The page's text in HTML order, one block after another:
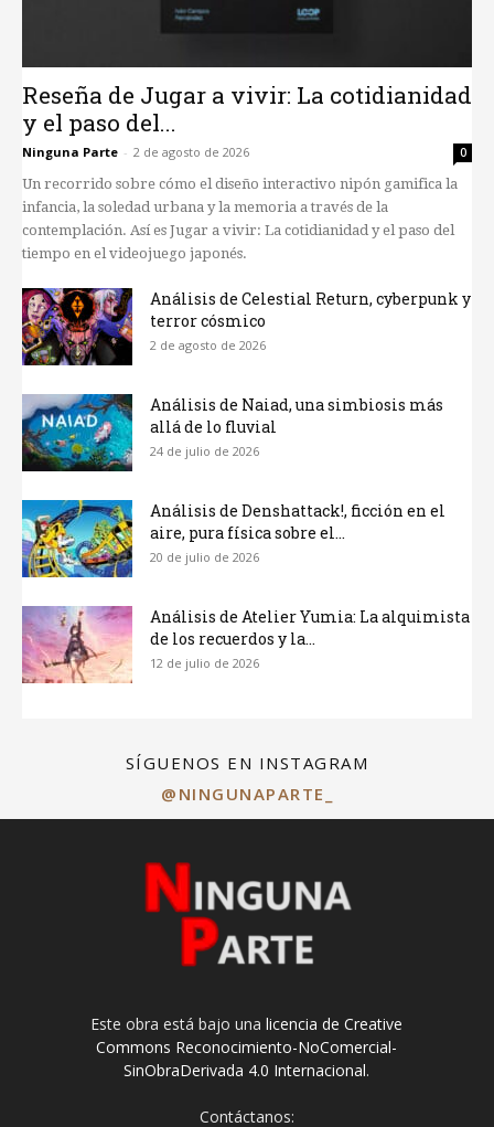
Reseña de Jugar a vivir: La cotidianidad
y el paso del...
Ninguna Parte - 2 de agosto de 2026 0
Un recorrido sobre cómo el diseño interactivo nipón gamifica la
infancia, la soledad urbana y la memoria a través de la
contemplación. Así es Jugar a vivir: La cotidianidad y el paso del
tiempo en el videojuego japonés.
Análisis de Celestial Return, cyberpunk y
terror cósmico
2 de agosto de 2026
Análisis de Naiad, una simbiosis más
allá de lo fluvial
24 de julio de 2026
Análisis de Denshattack!, ficción en el
aire, pura física sobre el...
20 de julio de 2026
Análisis de Atelier Yumia: La alquimista
de los recuerdos y la...
12 de julio de 2026
SÍGUENOS EN INSTAGRAM
@NINGUNAPARTE_
Este obra está bajo unalicencia de Creative
Commons Reconocimiento-NoComercial-
SinObraDerivada 4.0 Internacional.
Contáctanos: